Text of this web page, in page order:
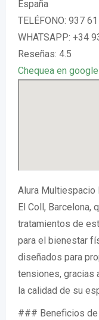
España
TELÉFONO: 937
WHATSAPP: +34
Reseñas: 4.5
Chequea en
Alura Multiespacio
El Coll, Barcelona,
tratamientos de
para el bienestar
diseñados para
tensiones, gracias
la calidad de su
### Beneficios